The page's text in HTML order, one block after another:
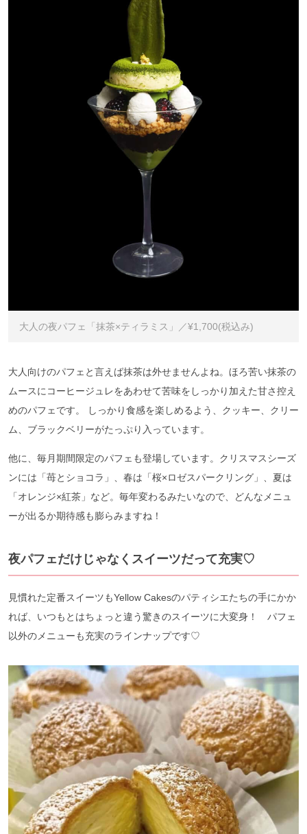
大人の夜パフェ「抹茶×ティラミス」／¥1,700(税込み)
大人向けのパフェと言えば抹茶は外せませんよね。ほろ苦い抹茶の
ムースにコーヒージュレをあわせて苦味をしっかり加えた甘さ控え
めのパフェです。 しっかり食感を楽しめるよう、クッキー、クリー
ム、ブラックベリーがたっぷり入っています。
他に、毎月期間限定のパフェも登場しています。クリスマスシーズ
ンには「苺とショコラ」、春は「桜×ロゼスパークリング」、夏は
「オレンジ×紅茶」など。毎年変わるみたいなので、どんなメニュ
ーが出るか期待感も膨らみますね！
夜パフェだけじゃなくスイーツだって充実♡
見慣れた定番スイーツもYellow Cakesのパティシエたちの手にかか
れば、いつもとはちょっと違う驚きのスイーツに大変身！ パフェ
以外のメニューも充実のラインナップです♡